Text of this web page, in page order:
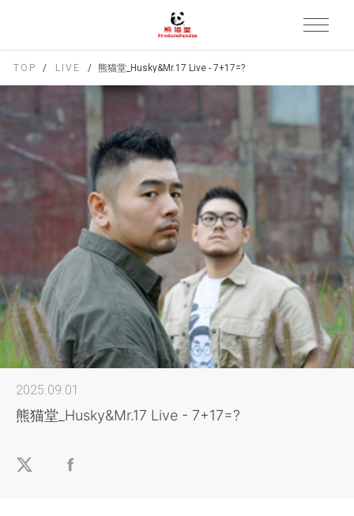
TOP LIVE 熊猫堂_Husky&Mr.17 Live - 7+17=?
2025.09.01
熊猫堂_Husky&Mr.17 Live - 7+17=?